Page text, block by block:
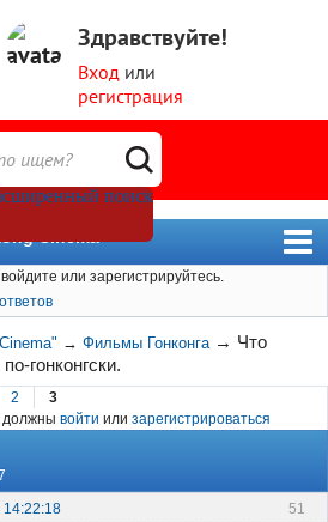
Здравствуйте!
Вход или
регистрация
Cinema"
или зарегистрируйтесь.
→Фильмы Гонконга → Что
гонконгски.
2
3
должны войти или зарегистрироваться
51
14:22:18